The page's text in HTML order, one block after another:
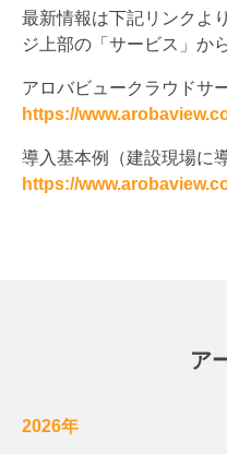
最新情報は下記リンクよ
ジ上部の「サービス」か
アロバビュークラウドサ
https://
導入基本例（建設現場に
https://
ア
2026年